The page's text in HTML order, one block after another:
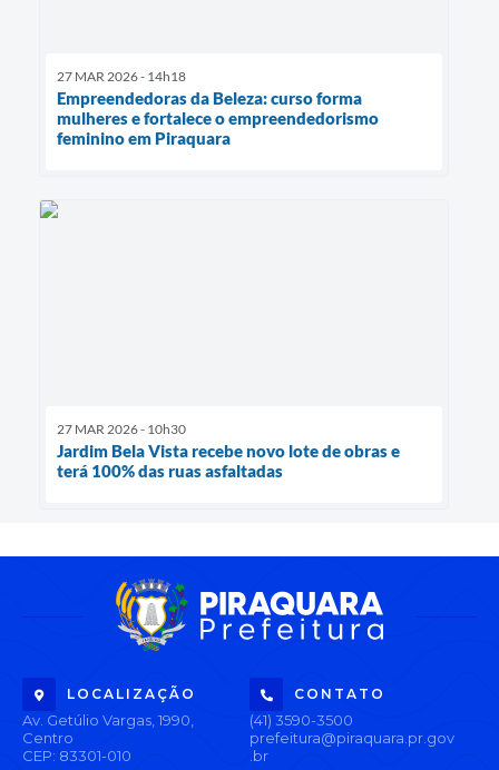
27 MAR 2026 - 14h18
Empreendedoras da Beleza: curso forma
mulheres e fortalece o empreendedorismo
feminino em Piraquara
27 MAR 2026 - 10h30
Jardim Bela Vista recebe novo lote de obras e
terá 100% das ruas asfaltadas
LOCALIZAÇÃO
Av. Getúlio Vargas, 1990,
Centro
CEP: 83301-010
CONTATO
(41) 3590-3500
prefeitura@piraquara.pr.gov
.br